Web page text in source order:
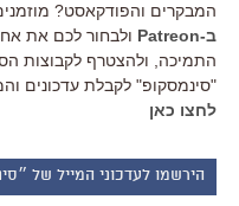
המבקרים והפודקאסט?
ב-Patreon
ולבחור לכם את
התמיכה, ולהצטרף לקבוצות
"סינמסקופ" לקבלת עדכונים
לחצו כאן
הירשמו לעדכוני המייל של